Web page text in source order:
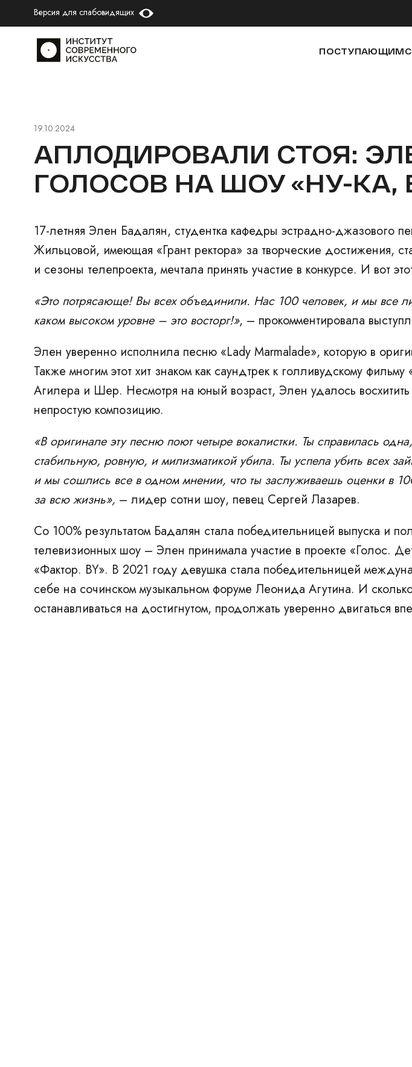
Версия для слабовидящих
ПОСТУПАЮЩИМ
19.10.2024
АПЛОДИРОВАЛИ СТОЯ:
ГОЛОСОВ НА ШОУ «НУ-КА,
17-летняя Элен Бадалян, студентка кафедры эстрадно-джазового
Жильцовой, имеющая «Грант ректора» за творческие достижения,
и сезоны телепроекта, мечтала принять участие в конкурсе. И вот
«Это потрясающе! Вы всех объединили. Нас 100 человек, и мы все
каком высоком уровне – это восторг!», – прокомментировала
Элен уверенно исполнила песню «Lady Marmalade», которую в
Также многим этот хит знаком как саундтрек к голливудскому
Агилера и Шер. Несмотря на юный возраст, Элен удалось
непростую композицию.
«В оригинале эту песню поют четыре вокалистки. Ты справилась
стабильную, ровную, и милизматикой убила. Ты успела убить всех
и мы сошлись все в одном мнении, что ты заслуживаешь оценки в
за всю жизнь», – лидер сотни шоу, певец Сергей Лазарев.
Со 100% результатом Бадалян стала победительницей выпуска и
телевизионных шоу – Элен принимала участие в проекте «Голос.
«Фактор. BY». В 2021 году девушка стала победительницей
себе на сочинском музыкальном форуме Леонида Агутина. И
останавливаться на достигнутом, продолжать уверенно двигаться